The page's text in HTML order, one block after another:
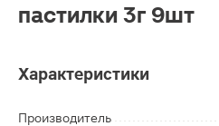
пастилки 3г 9шт
Характеристики
Производитель